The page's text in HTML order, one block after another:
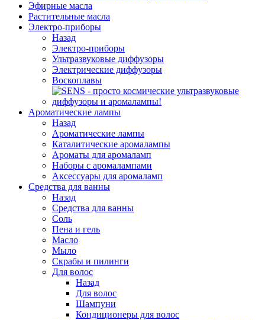
Эфирные масла
Растительные масла
Электро-приборы
Назад
Электро-приборы
Ультразвуковые диффузоры
Электрические диффузоры
Воскоплавы
Ароматические лампы
Назад
Ароматические лампы
Каталитические аромалампы
Ароматы для аромаламп
Наборы с аромалампами
Аксессуары для аромаламп
Средства для ванны
Назад
Средства для ванны
Соль
Пена и гель
Масло
Мыло
Скрабы и пилинги
Для волос
Назад
Для волос
Шампуни
Кондиционеры для волос